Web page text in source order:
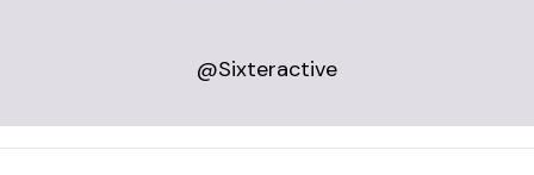
@Sixteractive